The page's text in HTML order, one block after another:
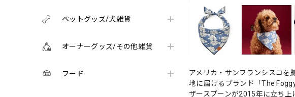
ペットグッズ/犬雑貨
オーナーグッズ/その他雑貨
フード
アメリカ・サンフランシスコを
地に届けるブランド「The
ザースプーンが2015年に立ち